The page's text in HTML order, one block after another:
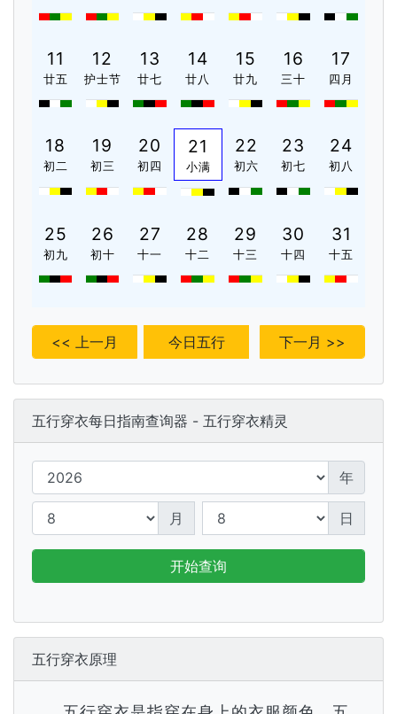
11
廿五
12
护士节
13
廿七
14
廿八
15
廿九
16
三十
17
四月
18
初二
19
初三
20
初四
21
小满
22
初六
23
初七
24
初八
25
初九
26
初十
27
十一
28
十二
29
十三
30
十四
31
十五
<< 上一月 今日五行 下一月 >>
五行穿衣每日指南查询器 - 五行穿衣精灵
年
月 日
开始查询
五行穿衣原理